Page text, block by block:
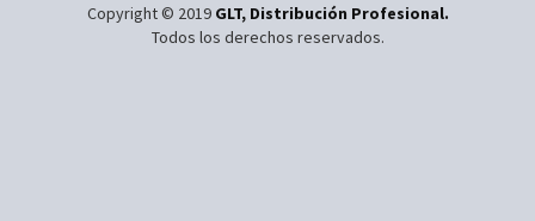
Copyright © 2019 GLT, Distribución Profesional.
Todos los derechos reservados.